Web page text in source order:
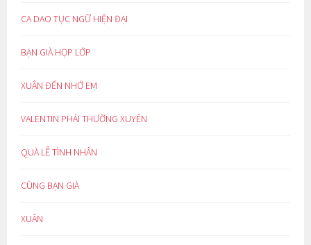
CA DAO TỤC NGỮ HIỆN ĐẠI
BẠN GIÀ HỌP LỚP
XUÂN ĐẾN NHỚ EM
VALENTIN PHẢI THƯỜNG XUYÊN
QUÀ LỄ TÌNH NHÂN
CÙNG BẠN GIÀ
XUÂN